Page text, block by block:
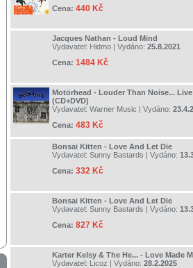
Cena: 440 Kč
Jacques Nathan - Loud Mind
Vydavatel: Hidmo | Vydáno: 25.8.2021
Cena: 1484 Kč
Motörhead - Louder Than Noise...
(CD+DVD)
Vydavatel: Warner Music | Vydáno:
Cena: 483 Kč
Bonsai Kitten - Love And Let Die
Vydavatel: Sunny Bastards | Vydáno:
Cena: 332 Kč
Bonsai Kitten - Love And Let Die
Vydavatel: Sunny Bastards | Vydáno:
Cena: 827 Kč
Karter Kelsy & The He... - Love Made
Vydavatel: Licoz | Vydáno: 28.2.2025